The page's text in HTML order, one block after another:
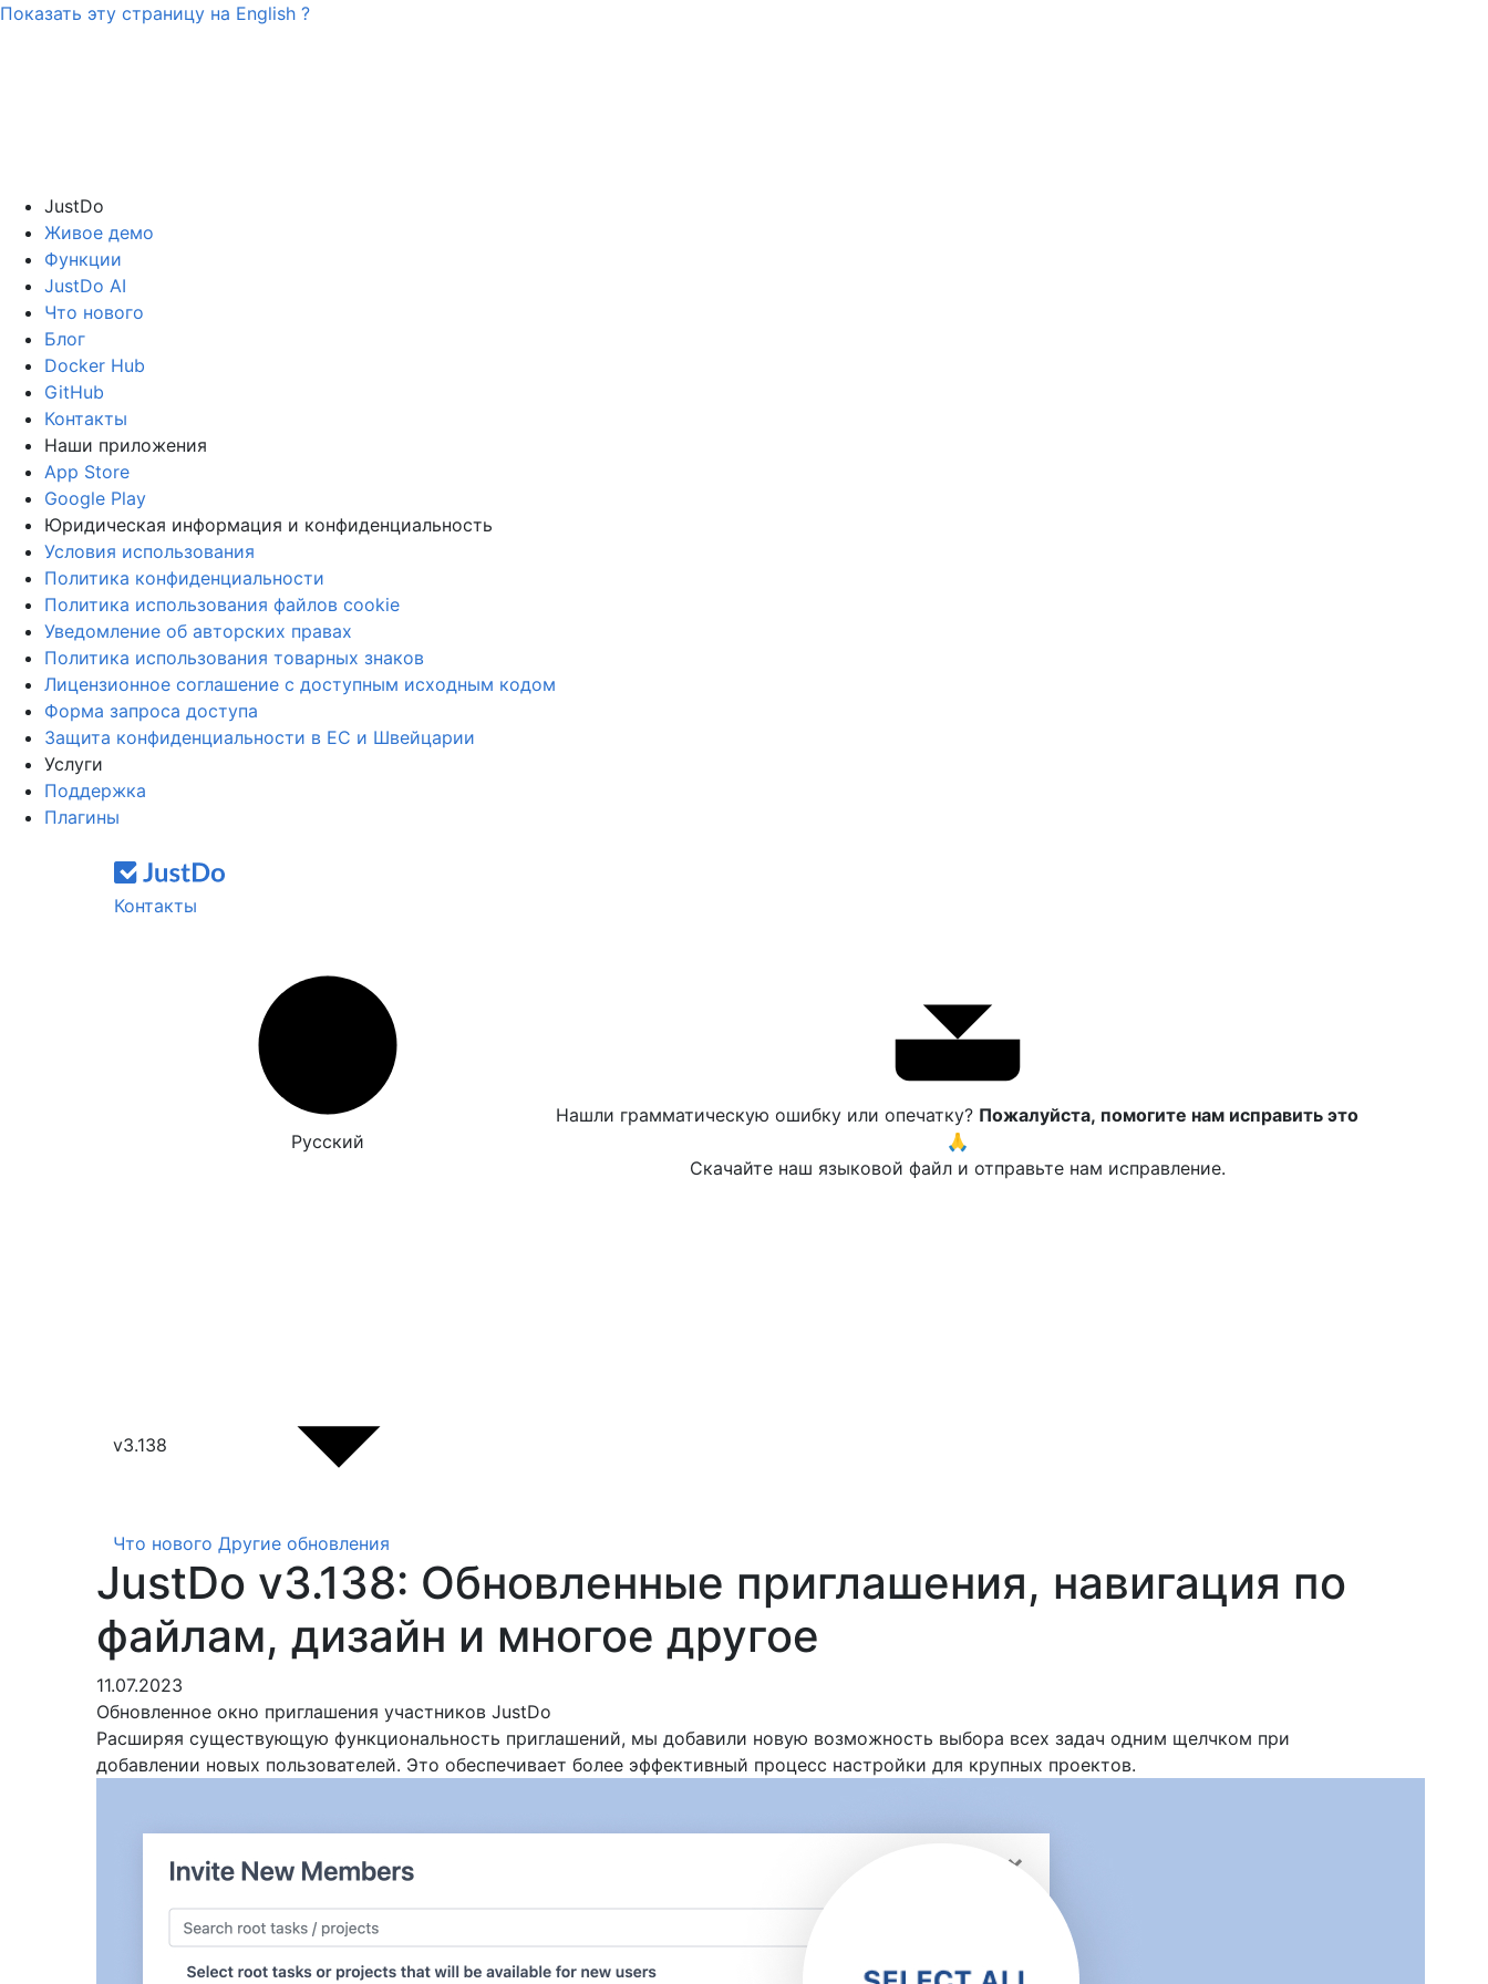
Показать эту страницу на English ?
JustDo
Живое демо
Функции
JustDo AI
Что нового
Блог
Docker Hub
GitHub
Контакты
Наши приложения
App Store
Google Play
Юридическая информация и конфиденциальность
Условия использования
Политика конфиденциальности
Политика использования файлов cookie
Уведомление об авторских правах
Политика использования товарных знаков
Лицензионное соглашение с доступным исходным кодом
Форма запроса доступа
Защита конфиденциальности в ЕС и Швейцарии
Услуги
Поддержка
Плагины
Контакты
Русский
Нашли грамматическую ошибку или опечатку? Пожалуйста, помогите нам исправить это
🙏
Скачайте наш языковой файл и отправьте нам исправление.
v3.138
Что нового Другие обновления
JustDo v3.138: Обновленные приглашения, навигация по
файлам, дизайн и многое другое
11.07.2023
Обновленное окно приглашения участников JustDo
Расширяя существующую функциональность приглашений, мы добавили новую возможность выбора всех задач одним щелчком при
добавлении новых пользователей. Это обеспечивает более эффективный процесс настройки для крупных проектов.